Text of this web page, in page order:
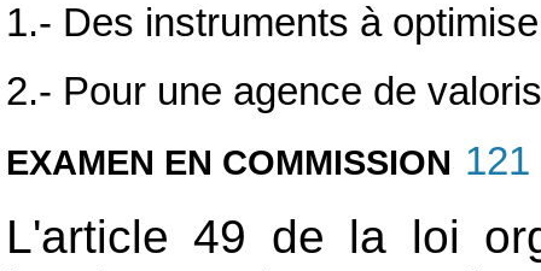
1.- Des instruments à
2.- Pour une agence de
EXAMEN EN COMMISSION 121
L'article 49 de la loi